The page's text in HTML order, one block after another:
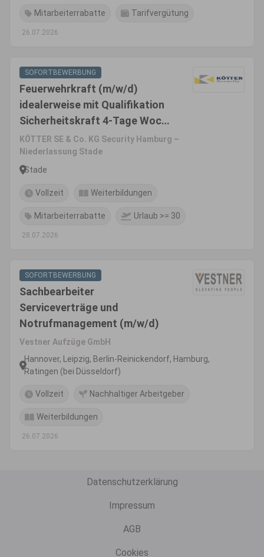
Mitarbeiterrabatte Tarifvergütung
26.07.2026
SOFORTBEWERBUNG
Feuerwehrkraft (m/w/d)
idealerweise mit Qualifikation
Sicherheitskraft 4-Tage Woche
in Stade
KÖTTER SE & Co. KG Security Hamburg –
Niederlassung Stade
Stade
Vollzeit Weiterbildungen
Mitarbeiterrabatte Urlaub >= 30
28.07.2026
SOFORTBEWERBUNG
Sachbearbeiter
Serviceverträge und
Notrufmanagement (m/w/d)
Vestner Aufzüge GmbH
Hannover, Leipzig, Berlin-Reinickendorf, Hamburg,
Ratingen (bei Düsseldorf)
Vollzeit Nachhaltiger Arbeitgeber
Weiterbildungen
26.07.2026
Datenschutzerklärung
Impressum
AGB
Cookies